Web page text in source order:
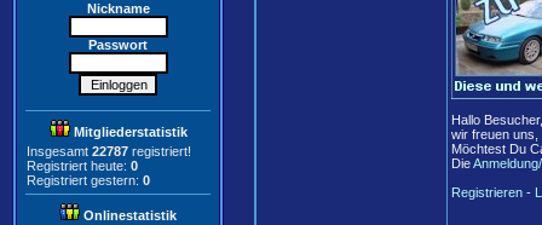
Nickname
Passwort
Mitgliederstatistik
Insgesamt 22787 registriert!
Registriert heute: 0
Registriert gestern: 0
Onlinestatistik
Hallo Besucher,
wir freuen
Möchtest Du
Die
Registrieren -